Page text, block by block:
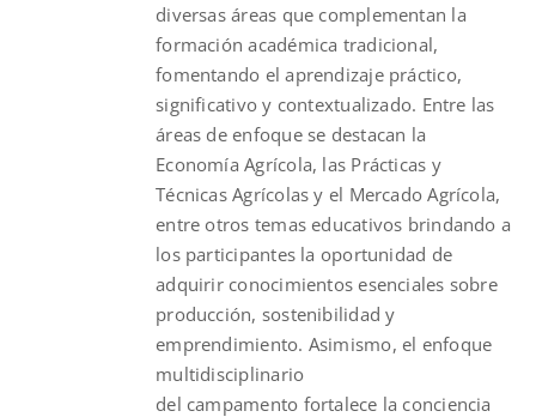
diversas áreas que complementan la
formación académica tradicional,
fomentando el aprendizaje práctico,
significativo y contextualizado. Entre las
áreas de enfoque se destacan la
Economía Agrícola, las Prácticas y
Técnicas Agrícolas y el Mercado Agrícola,
entre otros temas educativos brindando a
los participantes la oportunidad de
adquirir conocimientos esenciales sobre
producción, sostenibilidad y
emprendimiento. Asimismo, el enfoque
multidisciplinario
del campamento fortalece la conciencia